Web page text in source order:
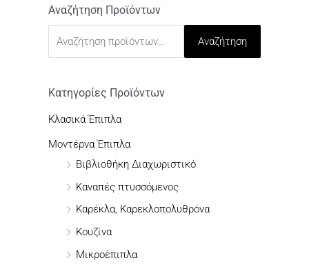
Αναζήτηση Προϊόντων
Α
ή
τ
Αναζήτηση
Κατηγορίες Προϊόντων
Κλασικά Έπιπλα
Μοντέρνα Έπιπλα
Βιβλιοθήκη Διαχωριστικό
Καναπές πτυσσόμενος
Καρέκλα, Καρεκλοπολυθρόνα
Κουζίνα
Μικροέπιπλα